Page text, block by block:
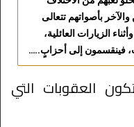
بأصواتهم تتعالى
الزيارات العائلية،
فينقسمون إلى أحزابٍ..…
العقوبات التي